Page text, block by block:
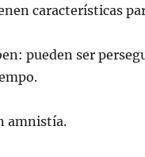
características
pueden ser
amnistía.